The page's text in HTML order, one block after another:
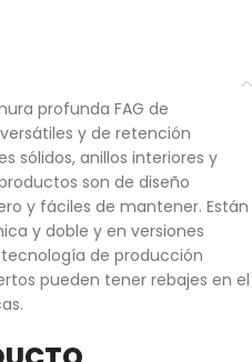
profunda FAG de
y de retención
sólidos, anillos interiores y
son de diseño
y fáciles de mantener. Están
y doble y en versiones
de producción
pueden tener rebajes en el